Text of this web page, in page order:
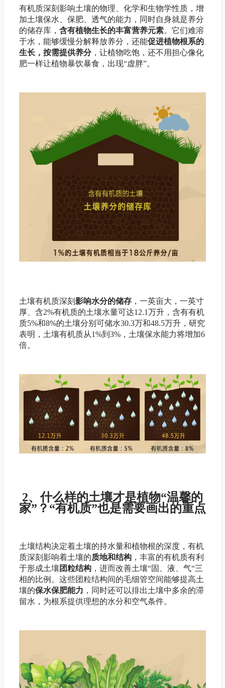
有机质深刻影响土壤的物理、化学和生物学性质，增
加土壤保水、保肥、透气的能力，同时自身就是养分
的储存库， 含有植物生长的丰富营养元素。它们难溶
于水，能够缓慢分解释放养分，还能促进植物根系的
生长，按需提供养分，让植物吃饱，还不用担心像化
肥一样让植物暴饮暴食，出现“虚胖”。
土壤有机质深刻 影响水分的储存 ，一英亩大，一英寸
厚、含2%有机质的土壤水量可达12.1万升，含有有机
质5%和8%的土壤分别可储水30.3万和48.5万升，研究
表明，土壤有机质从1%到3%，土壤保水能力将增加6
倍。
2、什么样的土壤才是植物“温馨的
家”？“有机质”也是需要画出的重点
土壤结构决定着土壤的持水量和植物根的深度，有机
质深刻影响着土壤的质地和结构 ，丰富的有机质有利
于形成土壤 团粒结构 ，进而改善土壤“固、液、气“三
相的比例。这些团粒结构间的毛细管空间能够提高土
壤的保水保肥能力 ，同时还可以排出土壤中多余的滞
留水，为根系提供理想的水分和空气条件。